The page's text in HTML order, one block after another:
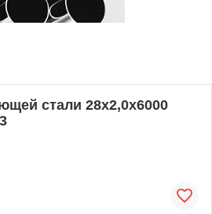
стали 28х2,0х6000